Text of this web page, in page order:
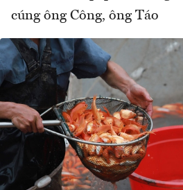
cúng ông Công, ông Táo